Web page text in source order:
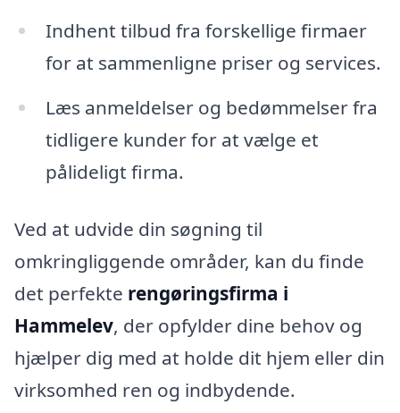
Indhent tilbud fra forskellige firmaer
for at sammenligne priser og services.
Læs anmeldelser og bedømmelser fra
tidligere kunder for at vælge et
pålideligt firma.
Ved at udvide din søgning til
omkringliggende områder, kan du finde
det perfekte rengøringsfirma i
Hammelev, der opfylder dine behov og
hjælper dig med at holde dit hjem eller din
virksomhed ren og indbydende.